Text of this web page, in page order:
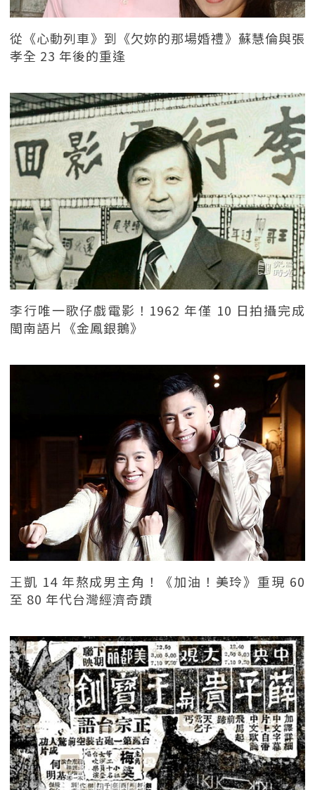
從《心動列車》到《欠妳的那場婚禮》蘇慧倫與張
孝全 23 年後的重逢
李行唯一歌仔戲電影！1962 年僅 10 日拍攝完成
閩南語片《金鳳銀鵝》
王凱 14 年熬成男主角！《加油！美玲》重現 60
至 80 年代台灣經濟奇蹟